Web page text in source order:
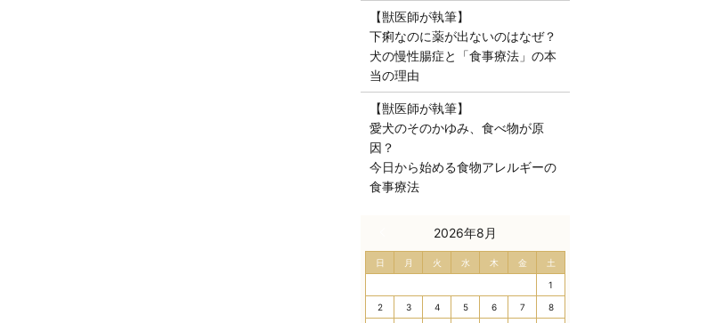
【獣医師が執筆】
下痢なのに薬が出ないのはなぜ？
犬の慢性腸症と「食事療法」の本
当の理由
【獣医師が執筆】
愛犬のそのかゆみ、食べ物が原
因？
今日から始める食物アレルギーの
食事療法
2026年8月
日 月 火 水 木 金 土
1
2 3 4 5 6 7 8